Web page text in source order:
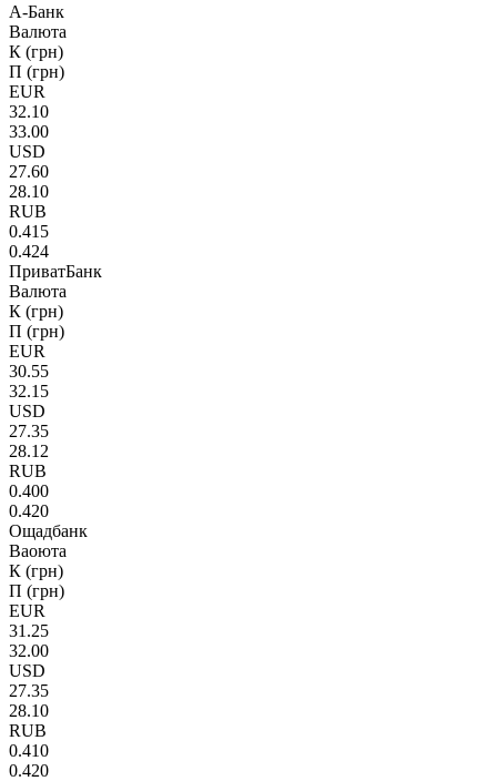
А-Банк
Валюта
К (грн)
П (грн)
EUR
32.10
33.00
USD
27.60
28.10
RUB
0.415
0.424
ПриватБанк
Валюта
К (грн)
П (грн)
EUR
30.55
32.15
USD
27.35
28.12
RUB
0.400
0.420
Ощадбанк
Ваоюта
К (грн)
П (грн)
EUR
31.25
32.00
USD
27.35
28.10
RUB
0.410
0.420